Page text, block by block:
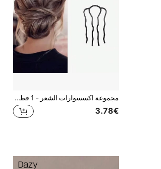
مجموعة اكسسوارات الشعر - 1 قطعة أداة تسريحة الشعر المنسدلة، دبوس شعر، عصابة شعر مرنة لعمل كعكة الشعر، مشط شعر، أدوات تصفيف الشعر، 2 قطعة/مجموعة
3.78€